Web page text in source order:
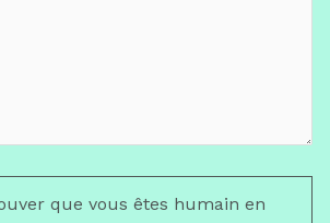
que vous êtes humain en